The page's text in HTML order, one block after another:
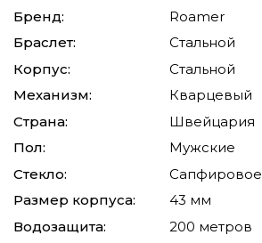
Бренд:
Roamer
Браслет:
Стальной
Корпус:
Стальной
Механизм:
Кварцевый
Страна:
Швейцария
Пол:
Мужские
Стекло:
Сапфировое
Размер корпуса:
43 мм
Водозащита:
200 метров